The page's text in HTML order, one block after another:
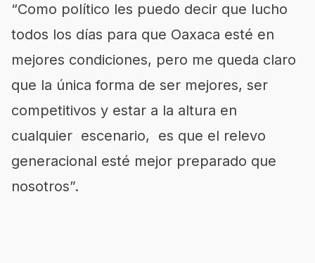
“Como político les puedo decir que lucho
todos los días para que Oaxaca esté en
mejores condiciones, pero me queda claro
que la única forma de ser mejores, ser
competitivos y estar a la altura en
cualquier escenario, es que el relevo
generacional esté mejor preparado que
nosotros”.